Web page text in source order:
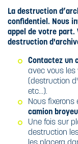
La destruction
confidentiel. Nous
appel de votre part.
destruction
Contactez un
avec vous
(destruction
etc...).
Nous
camion
Une fois sur
destruction
les placera
DESTRUCTION
ULTRA-
SÉCURISÉE
SUPPORTS
SPÉCIFIQUES
BROYEURS
DESTRUCTION
SÉCURISÉE
DES DONNÉES
POURQUOI
DÉTRUIRE SES
DOCUMENTS
CONFIDENTIELS
CE QUE DIT LE
CODE PÉNAL
CE QUE DIT LA
BIO-ADDITIF
CARBURANTS
XBEE
LE RECYCLAGE
BIODÉGRADABLE